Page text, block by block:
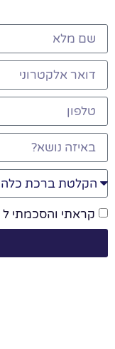
קראתי והסכמתי ל